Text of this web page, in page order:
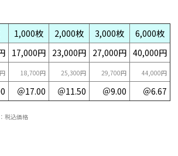
1,000枚 2,000枚 3,000枚
6,000枚
17,000円 23,000円 27,000円 40,000円
18,700円 25,300円 29,700円 44,000円
＠17.00 ＠11.50 ＠9.00 ＠6.67
税込価格